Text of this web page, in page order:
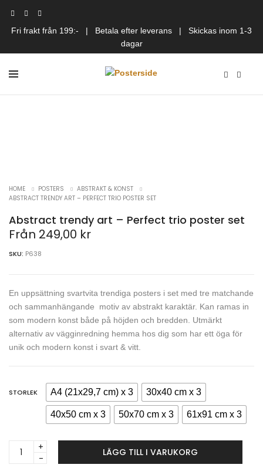
Fri frakt från 199:- | Betala efter leverans | Skickas inom 1-3
dagar
HOME POSTERS
ABSTRAKT & KONST
ABSTRACT TRENDY ART – PERFECT TRIO POSTER SET
Abstract trendy art – Perfect trio poster set
Från 249,00 kr
SKU: P638
En uppsättning svartvita trendiga posters i set med tre matchande
och sammanhängande motiv av abstrakt karaktär. Kan ramas in
som modern konst både på höjden och bredden. Utmärkt
alternativ av vägginredning hemma hos dig som har ett öga för
unik och modern konst i svart & vitt.
STORLEK A4 (21x29,7 cm) x 3 30x40 cm x 3
40x50 cm x 3 50x70 cm x 3 61x91 cm x 3
Abstract
trendy
LÄGG TILL I VARUKORG